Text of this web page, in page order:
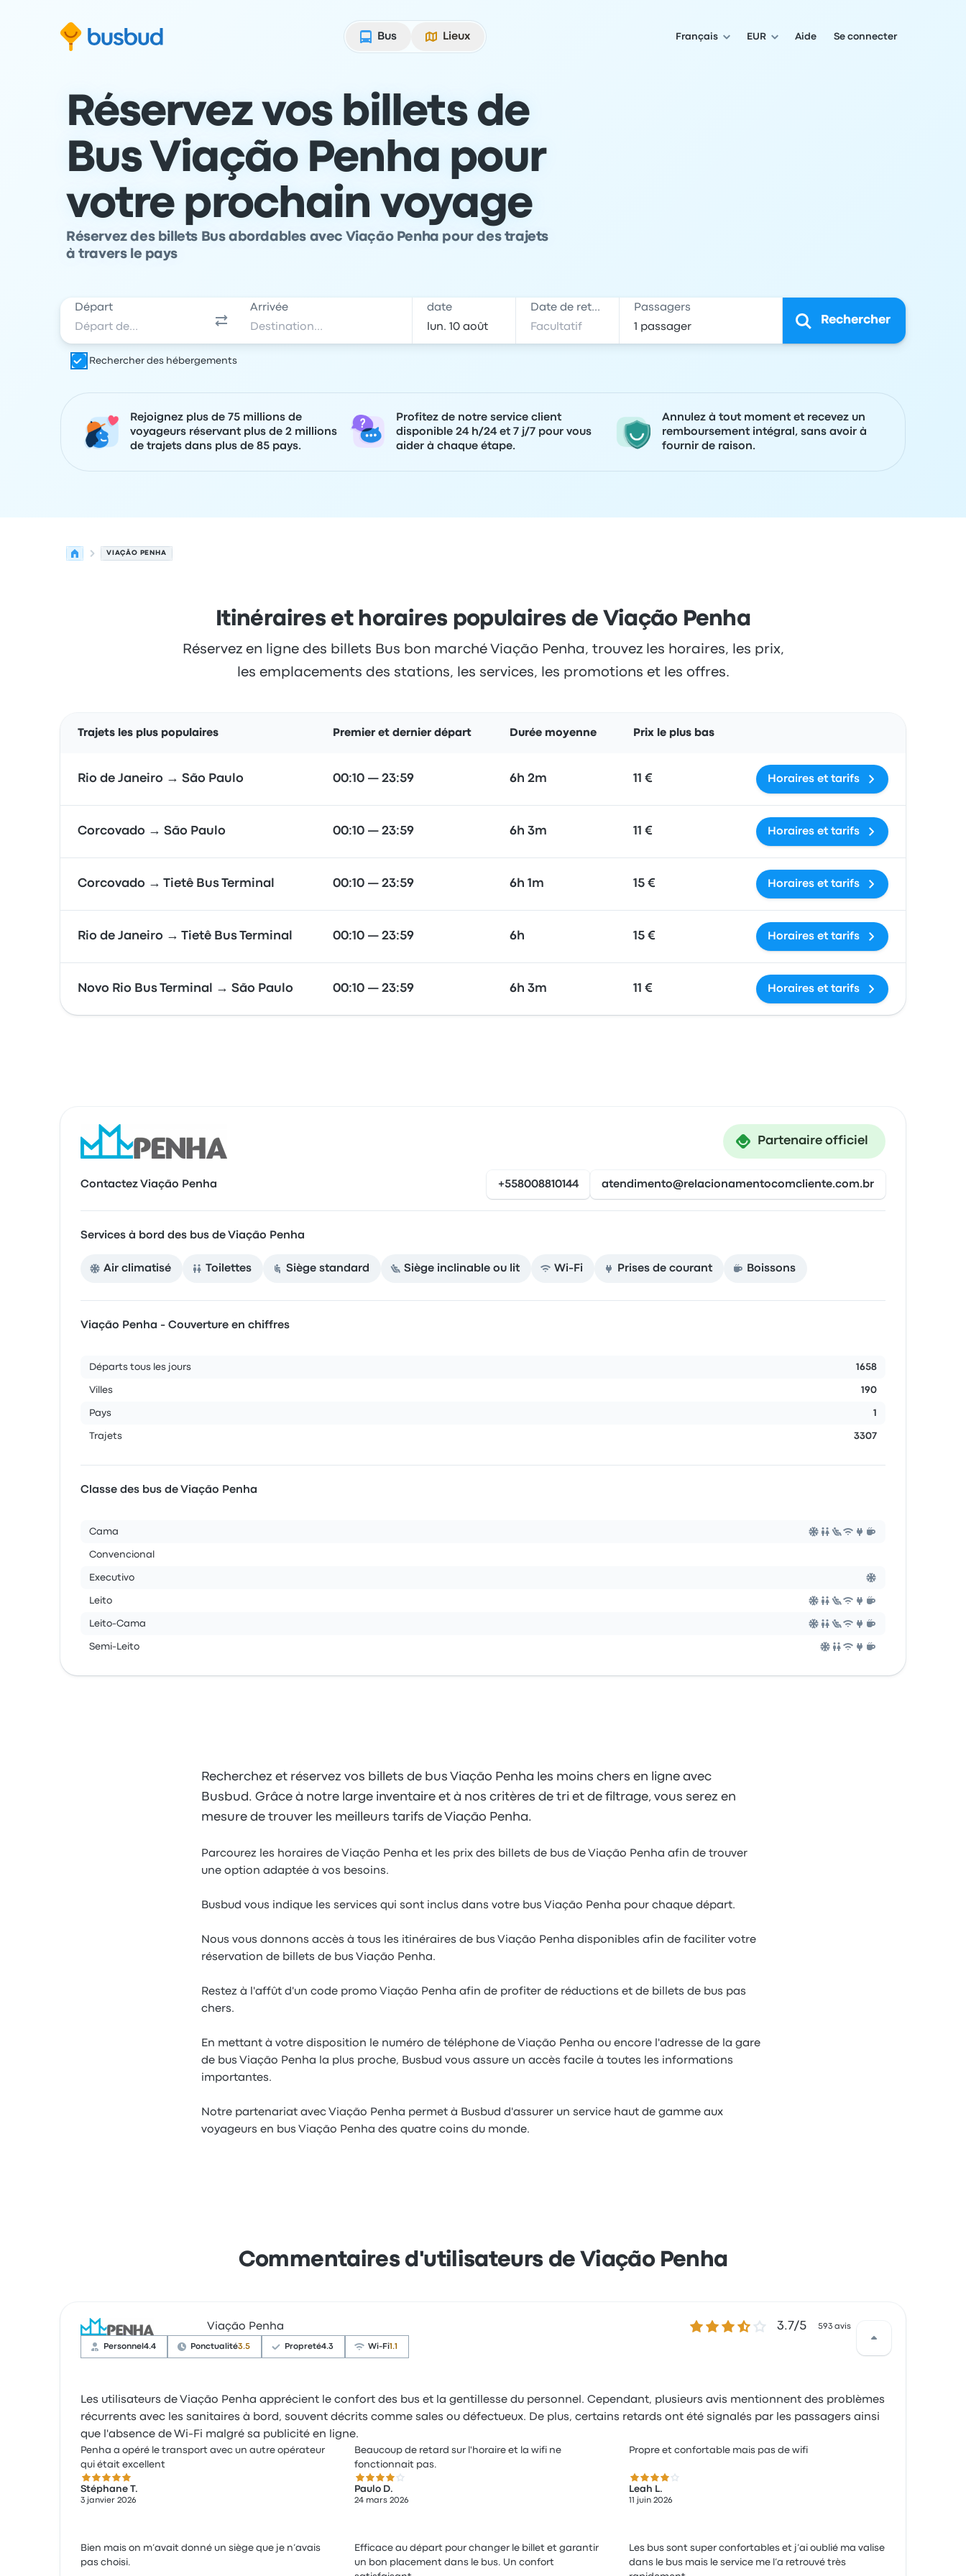
Bus
Lieux Français EUR Aide Se connecter
Réservez vos billets de
Bus Viação Penha pour
votre prochain voyage
Réservez des billets Bus abordables avec Viação Penha pour des trajets
à travers le pays
Départ Arrivée date Date de retour Passagers
Rechercher
Rechercher des hébergements
Rejoignez plus de 75 millions de
voyageurs réservant plus de 2 millions
de trajets dans plus de 85 pays.
Profitez de notre service client
disponible 24 h/24 et 7 j/7 pour vous
aider à chaque étape.
Annulez à tout moment et recevez un
remboursement intégral, sans avoir à
fournir de raison.
VIAÇÃO PENHA
Itinéraires et horaires populaires de Viação Penha
Réservez en ligne des billets Bus bon marché Viação Penha, trouvez les horaires, les prix,
les emplacements des stations, les services, les promotions et les offres.
Trajets les plus populaires Premier et dernier départ Durée moyenne Prix le plus bas
Rio de Janeiro → São Paulo 00:10 — 23:59 6h 2m 11 € Horaires et tarifs
Corcovado → São Paulo 00:10 — 23:59 6h 3m 11 € Horaires et tarifs
Corcovado → Tietê Bus Terminal 00:10 — 23:59 6h 1m 15 € Horaires et tarifs
Rio de Janeiro → Tietê Bus Terminal 00:10 — 23:59 6h 15 € Horaires et tarifs
Novo Rio Bus Terminal → São Paulo 00:10 — 23:59 6h 3m 11 € Horaires et tarifs
Partenaire officiel
Contactez Viação Penha +558008810144 atendimento@relacionamentocomcliente.com.br
Services à bord des bus de Viação Penha
Air climatisé Toilettes Siège standard Siège inclinable ou lit Wi-Fi Prises de courant Boissons
Viação Penha - Couverture en chiffres
Départs tous les jours 1658
Villes 190
Pays 1
Trajets 3307
Classe des bus de Viação Penha
Cama
Convencional
Executivo
Leito
Leito-Cama
Semi-Leito
Recherchez et réservez vos billets de bus Viação Penha les moins chers en ligne avec
Busbud. Grâce à notre large inventaire et à nos critères de tri et de filtrage, vous serez en
mesure de trouver les meilleurs tarifs de Viação Penha.
Parcourez les horaires de Viação Penha et les prix des billets de bus de Viação Penha afin de trouver
une option adaptée à vos besoins.
Busbud vous indique les services qui sont inclus dans votre bus Viação Penha pour chaque départ.
Nous vous donnons accès à tous les itinéraires de bus Viação Penha disponibles afin de faciliter votre
réservation de billets de bus Viação Penha.
Restez à l'affût d'un code promo Viação Penha afin de profiter de réductions et de billets de bus pas
chers.
En mettant à votre disposition le numéro de téléphone de Viação Penha ou encore l'adresse de la gare
de bus Viação Penha la plus proche, Busbud vous assure un accès facile à toutes les informations
importantes.
Notre partenariat avec Viação Penha permet à Busbud d'assurer un service haut de gamme aux
voyageurs en bus Viação Penha des quatre coins du monde.
Commentaires d'utilisateurs de Viação Penha
Viação Penha 3.7 sur 5 étoiles 3.7/5 593 avis
Personnel 4.4 Ponctualité3.5 Propreté4.3 Wi-Fi1.1
Les utilisateurs de Viação Penha apprécient le confort des bus et la gentillesse du personnel. Cependant, plusieurs avis mentionnent des problèmes
récurrents avec les sanitaires à bord, souvent décrits comme sales ou défectueux. De plus, certains retards ont été signalés par les passagers ainsi
que l'absence de Wi-Fi malgré sa publicité en ligne.
Penha a opéré le transport avec un autre opérateur
qui était excellent
5.0 sur 5 étoiles
Stéphane T.
3 janvier 2026
Beaucoup de retard sur l'horaire et la wifi ne
fonctionnait pas.
4.0 sur 5 étoiles
Paulo D.
24 mars 2026
Propre et confortable mais pas de wifi
4.0 sur 5 étoiles
Leah L.
11 juin 2026
Bien mais on m’avait donné un siège que je n’avais
pas choisi.
Efficace au départ pour changer le billet et garantir
un bon placement dans le bus. Un confort
Les bus sont super confortables et j’ai oublié ma valise
dans le bus mais le service me l’a retrouvé très